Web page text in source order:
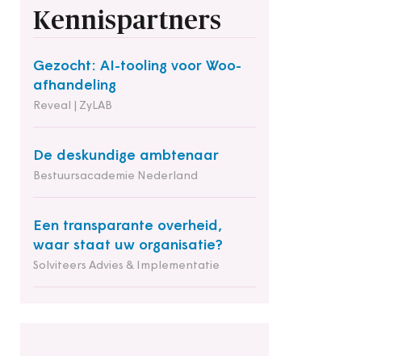
Kennispartners
Gezocht: AI-tooling voor Woo-
afhandeling
Reveal | ZyLAB
De deskundige ambtenaar
Bestuursacademie Nederland
Een transparante overheid,
waar staat uw organisatie?
Solviteers Advies & Implementatie